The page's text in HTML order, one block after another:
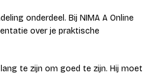
onderdeel. Bij NIMA A Online
over je praktische
te zijn om goed te zijn. Hij moet